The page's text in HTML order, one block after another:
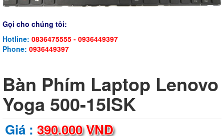
Gọi cho chúng tôi:
Hotline: 0836475555 - 0936449397
Phone: 0936449397
Bàn Phím Laptop Lenovo
Yoga 500-15ISK
Giá : 390.000 VND